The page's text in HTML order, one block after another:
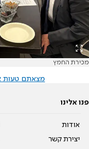
מכירת החמץ
מצאתם טעות
פנו אלינו
אודות
יצירת קשר